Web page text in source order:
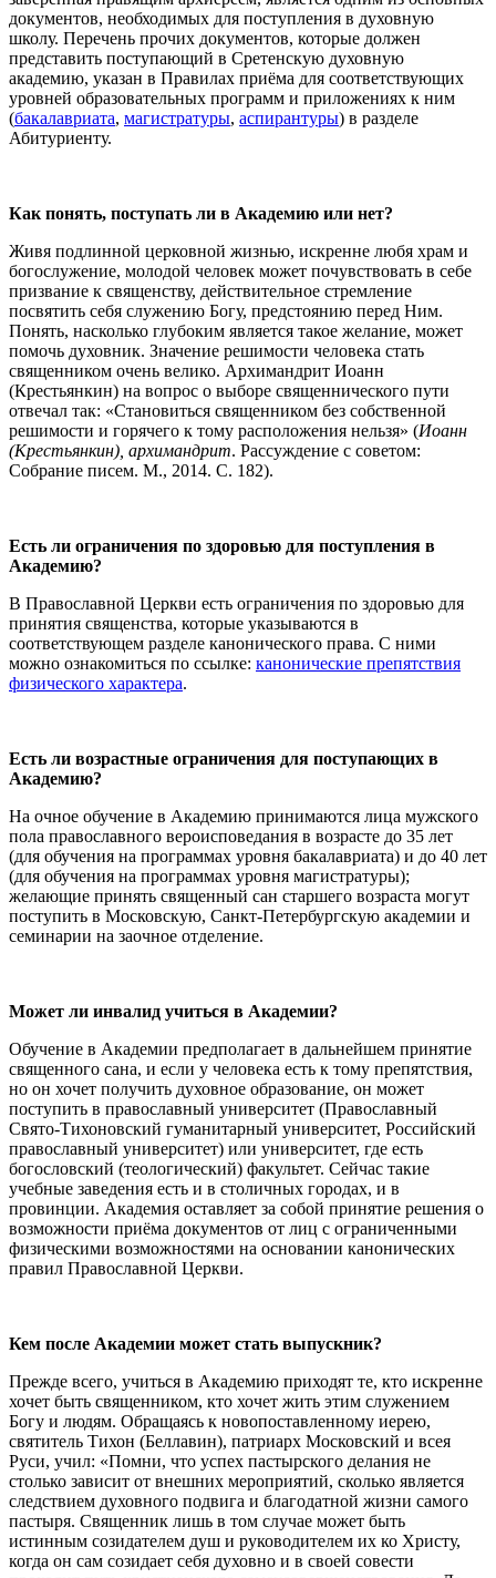
документов, необходимых для поступления в духовную
школу. Перечень прочих документов, которые должен
представить поступающий в Сретенскую духовную
академию, указан в Правилах приёма для соответствующих
уровней образовательных программ и приложениях к ним
(бакалавриата, магистратуры, аспирантуры) в разделе
Абитуриенту.
Как понять, поступать ли в Академию или нет?
Живя подлинной церковной жизнью, искренне любя храм и
богослужение, молодой человек может почувствовать в себе
призвание к священству, действительное стремление
посвятить себя служению Богу, предстоянию перед Ним.
Понять, насколько глубоким является такое желание, может
помочь духовник. Значение решимости человека стать
священником очень велико. Архимандрит Иоанн
(Крестьянкин) на вопрос о выборе священнического пути
отвечал так: «Становиться священником без собственной
решимости и горячего к тому расположения нельзя» (Иоанн
(Крестьянкин), архимандрит. Рассуждение с советом:
Собрание писем. М., 2014. С. 182).
Есть ли ограничения по здоровью для поступления в
Академию?
В Православной Церкви есть ограничения по здоровью для
принятия священства, которые указываются в
соответствующем разделе канонического права. С ними
можно ознакомиться по ссылке: канонические препятствия
физического характера.
Есть ли возрастные ограничения для поступающих в
Академию?
На очное обучение в Академию принимаются лица мужского
пола православного вероисповедания в возрасте до 35 лет
(для обучения на программах уровня бакалавриата) и до 40 лет
(для обучения на программах уровня магистратуры);
желающие принять священный сан старшего возраста могут
поступить в Московскую, Санкт-Петербургскую академии и
семинарии на заочное отделение.
Может ли инвалид учиться в Академии?
Обучение в Академии предполагает в дальнейшем принятие
священного сана, и если у человека есть к тому препятствия,
но он хочет получить духовное образование, он может
поступить в православный университет (Православный
Свято-Тихоновский гуманитарный университет, Российский
православный университет) или университет, где есть
богословский (теологический) факультет. Сейчас такие
учебные заведения есть и в столичных городах, и в
провинции. Академия оставляет за собой принятие решения о
возможности приёма документов от лиц с ограниченными
физическими возможностями на основании канонических
правил Православной Церкви.
Кем после Академии может стать выпускник?
Прежде всего, учиться в Академию приходят те, кто искренне
хочет быть священником, кто хочет жить этим служением
Богу и людям. Обращаясь к новопоставленному иерею,
святитель Тихон (Беллавин), патриарх Московский и всея
Руси, учил: «Помни, что успех пастырского делания не
столько зависит от внешних мероприятий, сколько является
следствием духовного подвига и благодатной жизни самого
пастыря. Священник лишь в том случае может быть
истинным созидателем душ и руководителем их ко Христу,
когда он сам созидает себя духовно и в своей совести